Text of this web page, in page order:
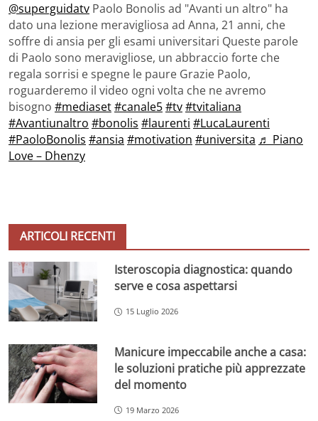
@superguidatv Paolo Bonolis ad "Avanti un altro" ha
dato una lezione meravigliosa ad Anna, 21 anni, che
soffre di ansia per gli esami universitari Queste parole
di Paolo sono meravigliose, un abbraccio forte che
regala sorrisi e spegne le paure Grazie Paolo,
roguarderemo il video ogni volta che ne avremo
bisogno #mediaset#canale5#tv#tvitaliana
#Avantiunaltro #bonolis #laurenti #LucaLaurenti
#PaoloBonolis #ansia #motivation #universita ♬ Piano
Love – Dhenzy
ARTICOLI RECENTI
Isteroscopia diagnostica: quando
serve e cosa aspettarsi
15 Luglio 2026
Manicure impeccabile anche a casa:
le soluzioni pratiche più apprezzate
del momento
19 Marzo 2026